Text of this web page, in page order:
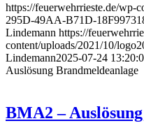
https://feuerwehrrieste.de/wp-
295D-49AA-B71D-
Lindemann https://
content/uploads/2021/10/
Lindemann2025-07-24
Auslösung Brandmeldeanlage
BMA2 –